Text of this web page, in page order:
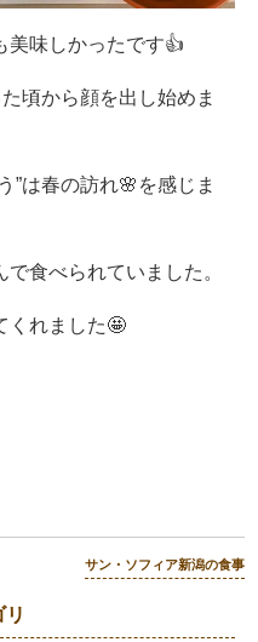
美味しかったです👍
頃から顔を出し始めま
”は春の訪れ🌸を感じま
食べられていました。
くれました🤩
サン・ソフィア新潟の食事
リ